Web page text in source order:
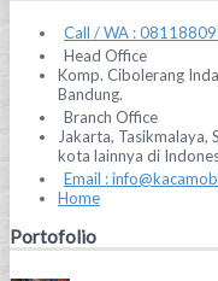
Call / WA :
Head Office
Komp. Cibolerang
Bandung.
Branch Office
Jakarta, Tasikmalaya,
kota lainnya di
Email :
Home
Portofolio